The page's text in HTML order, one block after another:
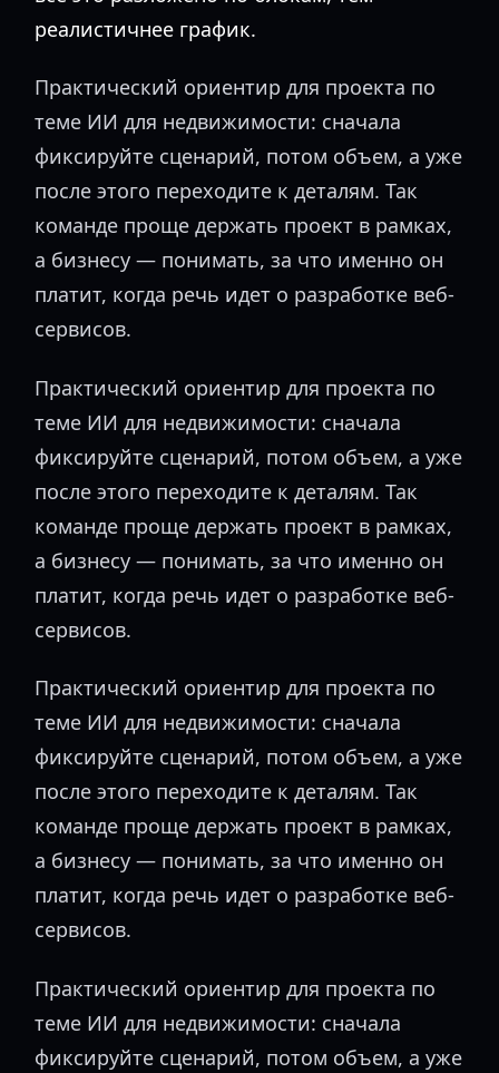
реалистичнее график.
Практический ориентир для проекта по
теме ИИ для недвижимости: сначала
фиксируйте сценарий, потом объем, а уже
после этого переходите к деталям. Так
команде проще держать проект в рамках,
а бизнесу — понимать, за что именно он
платит, когда речь идет о разработке веб-
сервисов.
Практический ориентир для проекта по
теме ИИ для недвижимости: сначала
фиксируйте сценарий, потом объем, а уже
после этого переходите к деталям. Так
команде проще держать проект в рамках,
а бизнесу — понимать, за что именно он
платит, когда речь идет о разработке веб-
сервисов.
Практический ориентир для проекта по
теме ИИ для недвижимости: сначала
фиксируйте сценарий, потом объем, а уже
после этого переходите к деталям. Так
команде проще держать проект в рамках,
а бизнесу — понимать, за что именно он
платит, когда речь идет о разработке веб-
сервисов.
Практический ориентир для проекта по
теме ИИ для недвижимости: сначала
фиксируйте сценарий, потом объем, а уже